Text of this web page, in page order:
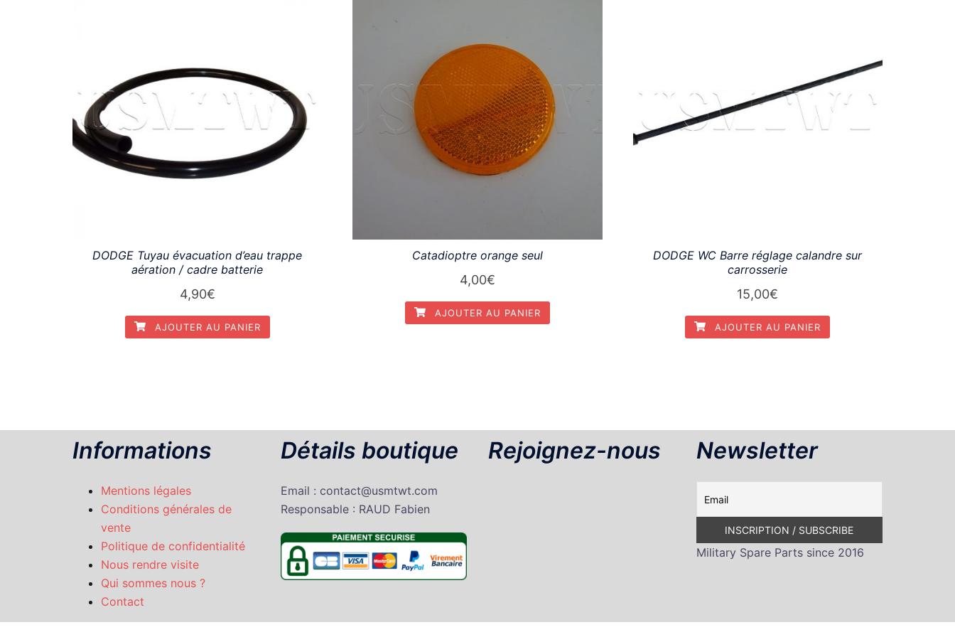
DODGE Tuyau évacuation d’eau trappe
aération / cadre batterie
4,90€
AJOUTER AU PANIER
Catadioptre orange seul
4,00€
AJOUTER AU PANIER
DODGE WC Barre réglage calandre sur
carrosserie
15,00€
AJOUTER AU PANIER
Informations
Mentions légales
Conditions générales de
vente
Politique de confidentialité
Nous rendre visite
Qui sommes nous ?
Contact
Détails boutique
Email : contact@usmtwt.com
Responsable : RAUD Fabien
Rejoignez-nous Newsletter
Military Spare Parts since 2016